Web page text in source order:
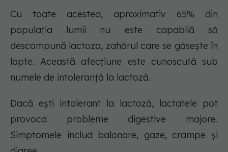
Cu toate acestea, aproximativ 65% din
populația lumii nu este capabilă să
descompună lactoza, zahărul care se găsește în
lapte. Această afecțiune este cunoscută sub
numele de intoleranță la lactoză.
Dacă ești intolerant la lactoză, lactatele pot
provoca probleme digestive majore.
Simptomele includ balonare, gaze, crampe și